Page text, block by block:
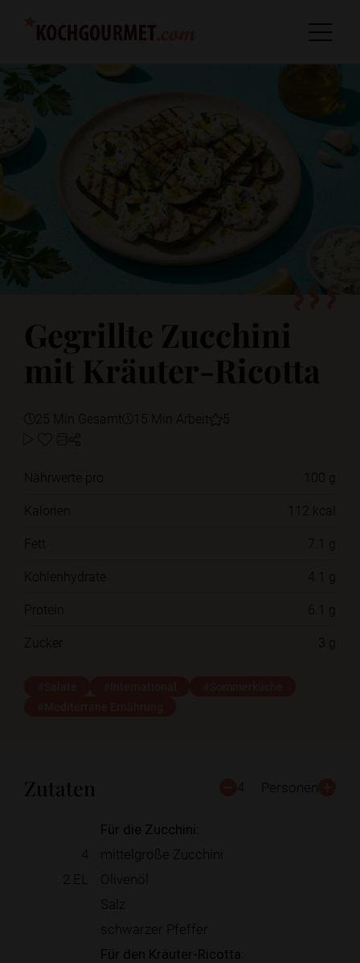
Gegrillte Zucchini
mit Kräuter-Ricotta
25 Min Gesamt 15 Min Arbeit 5
Nährwerte pro
100 g
Kalorien
112 kcal
Fett
7.1 g
Kohlenhydrate
4.1 g
Protein
6.1 g
Zucker
3 g
Zutaten 4 Personen
Für die Zucchini:
4
mittelgroße Zucchini
2 EL
Olivenöl
Salz
schwarzer Pfeffer
Für den Kräuter-Ricotta: